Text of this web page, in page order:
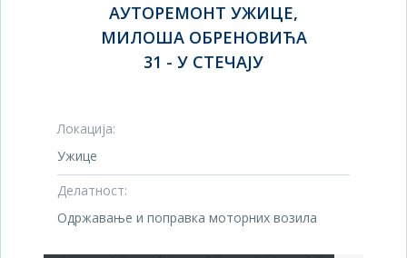
АУТОРЕМОНТ УЖИЦЕ,
МИЛОША ОБРЕНОВИЋА
31 - У СТЕЧАЈУ
Локација:
Ужице
Делатност:
Одржавање и поправка моторних возила